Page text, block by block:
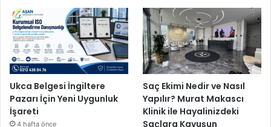
Ukca Belgesi İngiltere
Pazarı İçin Yeni Uygunluk
İşareti
4 hafta önce
Saç Ekimi Nedir ve Nasıl
Yapılır? Murat Makascı
Klinik ile Hayalinizdeki
Saçlara Kavuşun